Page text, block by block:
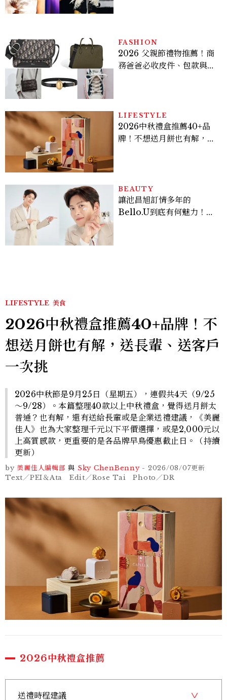
FASHION
2026 父親節禮物推薦！商
務爸爸必收皮件、包款與鞋
LIFESTYLE
2026中秋禮盒推薦40+品
牌！不想送月餅也有解，送
BEAUTY
讓池昌旭訂情多年的
Bello.U到底有何魅力！揭
LIFESTYLE 美食
2026中秋禮盒推薦40+品牌！不
想送月餅也有解，送長輩、送客戶
一次挑
2026中秋節是9月25日（星期五），連假共4天（9/25
～9/28）。本篇整理40款以上中秋禮盒，覺得送月餅太
普通？也有解，還有送給長輩或是企業送禮建議，《美麗
佳人》也為大家整理千元以下平價選擇，或是2,000元以
上高質感款，更重要的是各品牌早鳥優惠截止日。（持續
更新）
by 美麗佳人編輯部 與 Sky ChenBenny- 2026/08/07更新
Text／PEI＆Ata Edit／Rose Tai Photo／DR
2026中秋禮盒推薦
送禮時程建議